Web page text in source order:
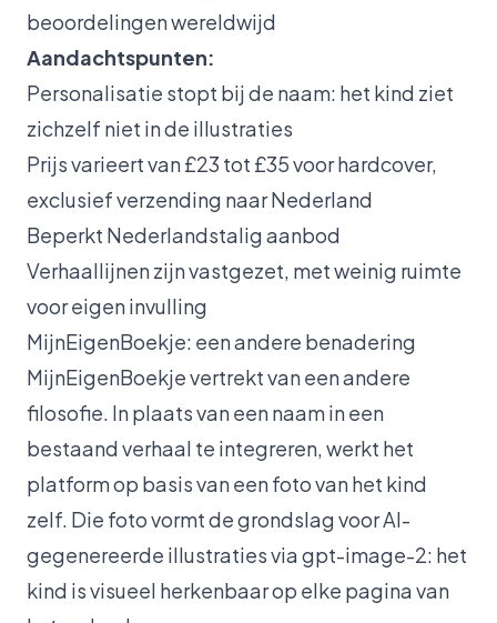
beoordelingen wereldwijd
Aandachtspunten:
Personalisatie stopt bij de naam: het kind ziet
zichzelf niet in de illustraties
Prijs varieert van £23 tot £35 voor hardcover,
exclusief verzending naar Nederland
Beperkt Nederlandstalig aanbod
Verhaallijnen zijn vastgezet, met weinig ruimte
voor eigen invulling
MijnEigenBoekje: een andere benadering
MijnEigenBoekje vertrekt van een andere
filosofie. In plaats van een naam in een
bestaand verhaal te integreren, werkt het
platform op basis van een foto van het kind
zelf. Die foto vormt de grondslag voor AI-
gegenereerde illustraties via gpt-image-2: het
kind is visueel herkenbaar op elke pagina van